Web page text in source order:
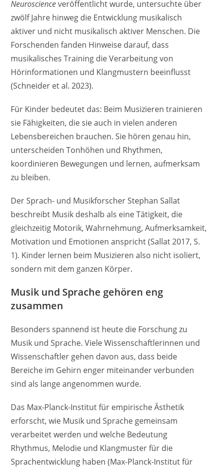
Neuroscienceveröffentlicht wurde, untersuchte über
zwölf Jahre hinweg die Entwicklung musikalisch
aktiver und nicht musikalisch aktiver Menschen. Die
Forschenden fanden Hinweise darauf, dass
musikalisches Training die Verarbeitung von
Hörinformationen und Klangmustern beeinflusst
(Schneider et al. 2023).
Für Kinder bedeutet das: Beim Musizieren trainieren
sie Fähigkeiten, die sie auch in vielen anderen
Lebensbereichen brauchen. Sie hören genau hin,
unterscheiden Tonhöhen und Rhythmen,
koordinieren Bewegungen und lernen, aufmerksam
zu bleiben.
Der Sprach- und Musikforscher Stephan Sallat
beschreibt Musik deshalb als eine Tätigkeit, die
gleichzeitig Motorik, Wahrnehmung, Aufmerksamkeit,
Motivation und Emotionen anspricht (Sallat 2017, S.
1). Kinder lernen beim Musizieren also nicht isoliert,
sondern mit dem ganzen Körper.
Musik und Sprache gehören eng
zusammen
Besonders spannend ist heute die Forschung zu
Musik und Sprache. Viele Wissenschaftlerinnen und
Wissenschaftler gehen davon aus, dass beide
Bereiche im Gehirn enger miteinander verbunden
sind als lange angenommen wurde.
Das Max-Planck-Institut für empirische Ästhetik
erforscht, wie Musik und Sprache gemeinsam
verarbeitet werden und welche Bedeutung
Rhythmus, Melodie und Klangmuster für die
Sprachentwicklung haben (Max-Planck-Institut für